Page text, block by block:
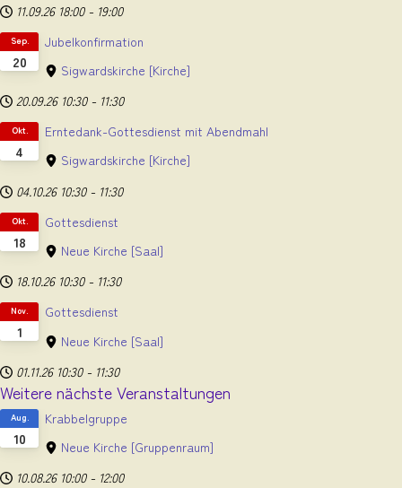
11.09.26 18:00 - 19:00
20
Sep.
Jubelkonfirmation
Sigwardskirche [Kirche]
20.09.26 10:30 - 11:30
4
Okt.
Erntedank-Gottesdienst mit Abendmahl
Sigwardskirche [Kirche]
04.10.26 10:30 - 11:30
18
Okt.
Gottesdienst
Neue Kirche [Saal]
18.10.26 10:30 - 11:30
1
Nov.
Gottesdienst
Neue Kirche [Saal]
01.11.26 10:30 - 11:30
Weitere nächste Veranstaltungen
10
Aug.
Krabbelgruppe
Neue Kirche [Gruppenraum]
10.08.26 10:00 - 12:00